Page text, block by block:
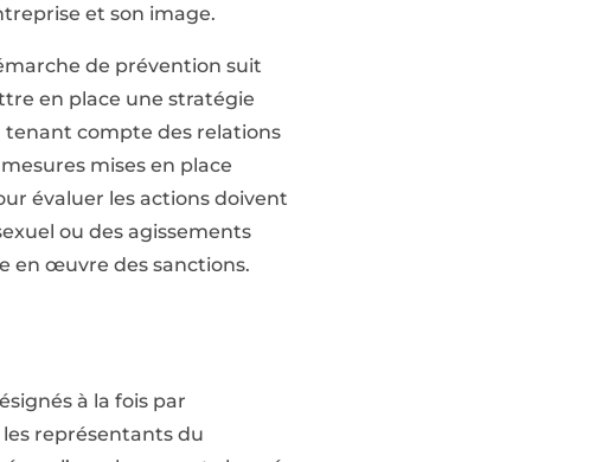
et son image.
de prévention suit
en place une stratégie
tenant compte des relations
mises en place
évaluer les actions doivent
ou des agissements
en œuvre des sanctions.
à la fois par
les représentants du